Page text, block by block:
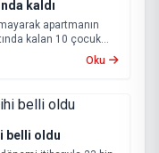
kaldı
apartmanın
kalan 10 çocuk
Oku
belli oldu